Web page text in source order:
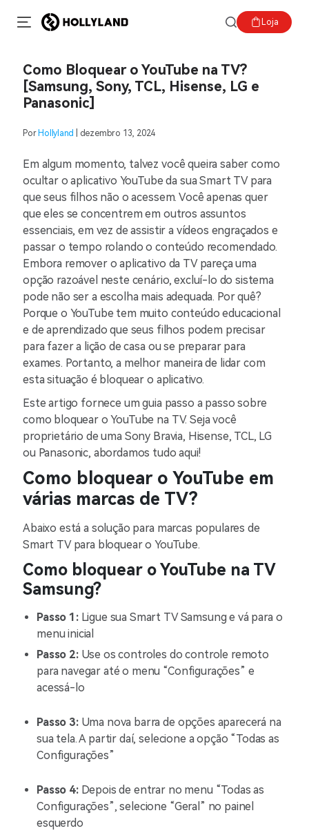
Loja
Como Bloquear o YouTube na TV?
[Samsung, Sony, TCL, Hisense, LG e
Panasonic]
Por Hollyland | dezembro 13, 2024
Em algum momento, talvez você queira saber como
ocultar o aplicativo YouTube da sua Smart TV para
que seus filhos não o acessem. Você apenas quer
que eles se concentrem em outros assuntos
essenciais, em vez de assistir a vídeos engraçados e
passar o tempo rolando o conteúdo recomendado.
Embora remover o aplicativo da TV pareça uma
opção razoável neste cenário, excluí-lo do sistema
pode não ser a escolha mais adequada. Por quê?
Porque o YouTube tem muito conteúdo educacional
e de aprendizado que seus filhos podem precisar
para fazer a lição de casa ou se preparar para
exames. Portanto, a melhor maneira de lidar com
esta situação é bloquear o aplicativo.
Este artigo fornece um guia passo a passo sobre
como bloquear o YouTube na TV. Seja você
proprietário de uma Sony Bravia, Hisense, TCL, LG
ou Panasonic, abordamos tudo aqui!
Como bloquear o YouTube em
várias marcas de TV?
Abaixo está a solução para marcas populares de
Smart TV para bloquear o YouTube.
Como bloquear o YouTube na TV
Samsung?
Passo 1: Ligue sua Smart TV Samsung e vá para o
menu inicial
Passo 2: Use os controles do controle remoto
para navegar até o menu “Configurações” e
acessá-lo
Passo 3:Uma nova barra de opções aparecerá na
sua tela. A partir daí, selecione a opção “Todas as
Configurações”
Passo 4: Depois de entrar no menu “Todas as
Configurações”, selecione “Geral” no painel
esquerdo